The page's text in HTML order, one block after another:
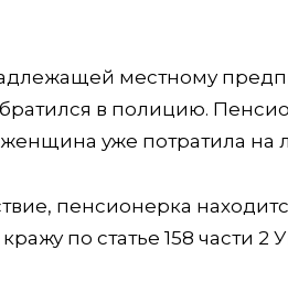
местному
в полицию.
женщина уже потратила
пенсионерка
по статье 158 части 2